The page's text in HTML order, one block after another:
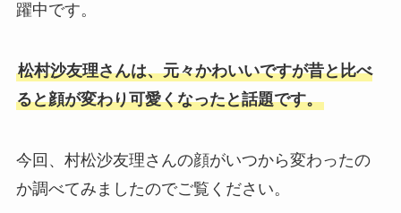
躍中です。
松村沙友理さんは、元々かわいいですが昔と比べ
ると顔が変わり可愛くなったと話題です。
今回、村松沙友理さんの顔がいつから変わったの
か調べてみましたのでご覧ください。